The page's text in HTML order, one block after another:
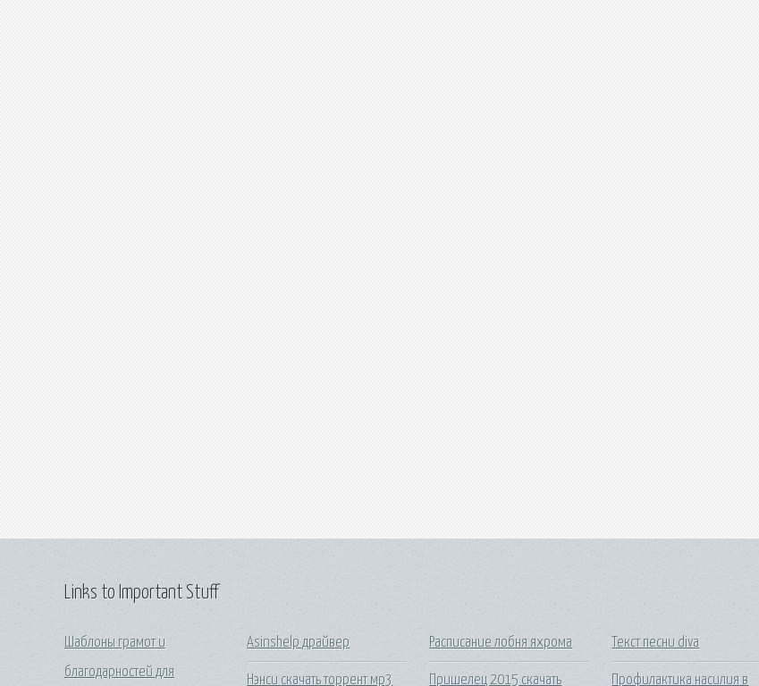
Links to Important Stuff
Шаблоны грамот и
благодарностей для
Asinshelp драйвер
Нэнси скачать торрент мр3
Расписание лобня яхрома
Пришелец 2015 скачать
Текст песни diva
Профилактика насилия в